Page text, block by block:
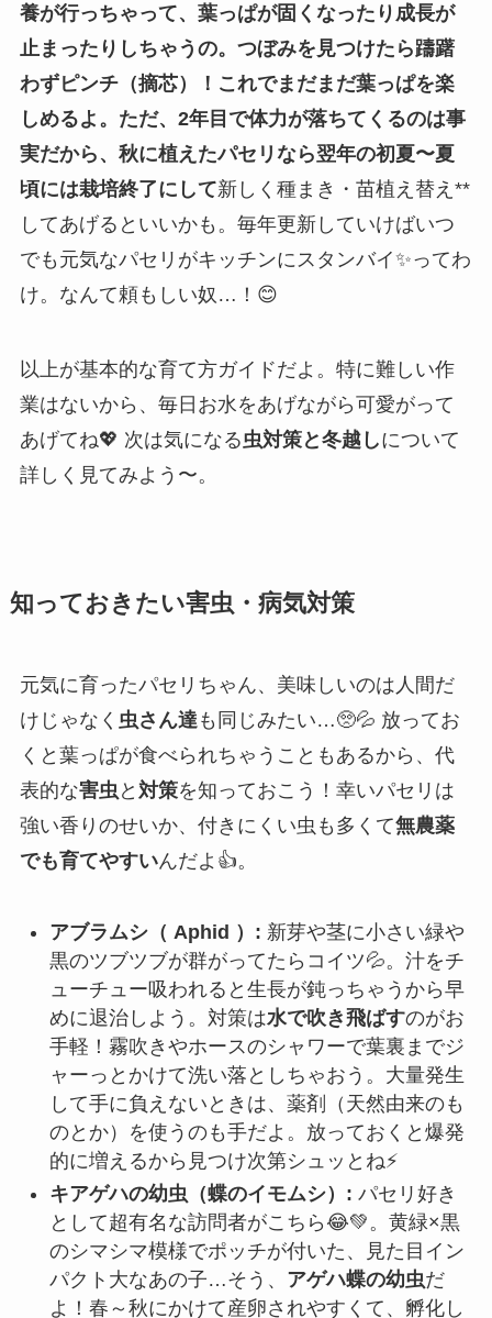
養が行っちゃって、葉っぱが固くなったり成長が
止まったりしちゃうの。つぼみを見つけたら躊躇
わずピンチ（摘芯）！これでまだまだ葉っぱを楽
しめるよ。ただ、2年目で体力が落ちてくるのは事
実だから、秋に植えたパセリなら翌年の初夏〜夏
頃には栽培終了にして新しく種まき・苗植え替え**
してあげるといいかも。毎年更新していけばいつ
でも元気なパセリがキッチンにスタンバイ✨ってわ
け。なんて頼もしい奴…！😊
以上が基本的な育て方ガイドだよ。特に難しい作
業はないから、毎日お水をあげながら可愛がって
あげてね💖 次は気になる虫対策と冬越しについて
詳しく見てみよう〜。
知っておきたい害虫・病気対策
元気に育ったパセリちゃん、美味しいのは人間だ
けじゃなく 虫さん達 も同じみたい…🥺💦 放ってお
くと葉っぱが食べられちゃうこともあるから、代
表的な害虫 と 対策を知っておこう！幸いパセリは
強い香りのせいか、付きにくい虫も多くて無農薬
でも育てやすいんだよ👍。
アブラムシ（ Aphid ）: 新芽や茎に小さい緑や
黒のツブツブが群がってたらコイツ💦。汁をチ
ューチュー吸われると生長が鈍っちゃうから早
めに退治しよう。対策は水で吹き飛ばすのがお
手軽！霧吹きやホースのシャワーで葉裏までジ
ャーっとかけて洗い落としちゃおう。大量発生
して手に負えないときは、薬剤（天然由来のも
のとか）を使うのも手だよ。放っておくと爆発
的に増えるから見つけ次第シュッとね⚡
キアゲハの幼虫（蝶のイモムシ）: パセリ好き
として超有名な訪問者がこちら😂💚。黄緑×黒
のシマシマ模様でポッチが付いた、見た目イン
パクト大なあの子…そう、 アゲハ蝶の幼虫だ
よ！春～秋にかけて産卵されやすくて、孵化し